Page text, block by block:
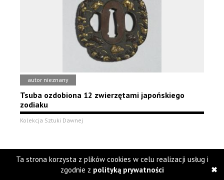
autor nieznany
Tsuba ozdobiona 12 zwierzętami japońskiego
zodiaku
Kolekcja Sztuki Dawnej
Ta strona korzysta z plików cookies w celu realizacji usług i
zgodnie z polityką prywatności